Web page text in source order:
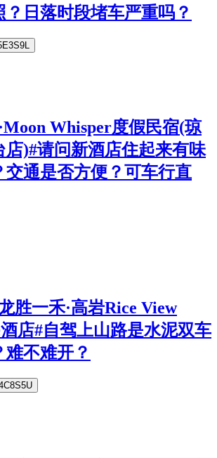
？日落时段堵车严重吗？
Whisper度假民宿(琼
店)#请问新酒店住起来有味
交通是否方便？可车行直
胜一禾·高岩Rice View
店#自驾上山路是水泥双车
难不难开？